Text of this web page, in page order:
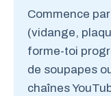
Commence
(vidange,
forme-toi
de soupapes
chaînes